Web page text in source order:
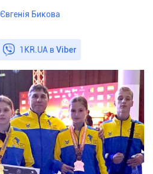
Євгенія Бикова
1KR.UA вViber